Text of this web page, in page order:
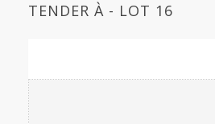
TENDER À - LOT 16